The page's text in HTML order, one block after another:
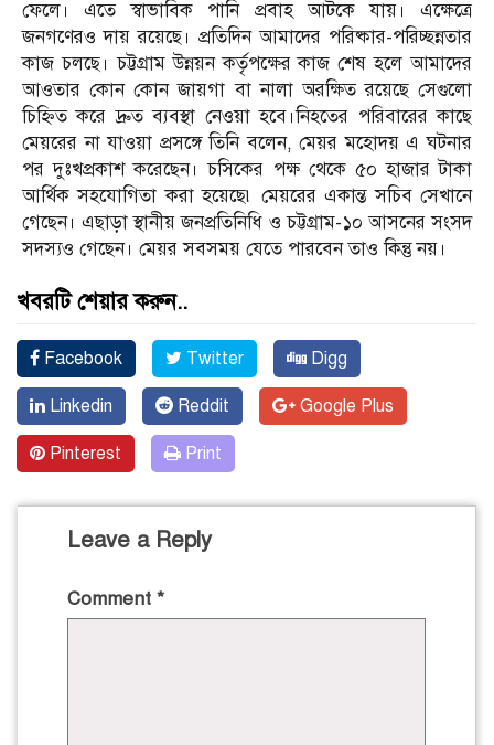
ফেলে। এতে স্বাভাবিক পানি প্রবাহ আটকে যায়। এক্ষেত্রে
জনগণেরও দায় রয়েছে। প্রতিদিন আমাদের পরিষ্কার-পরিচ্ছন্নতার
কাজ চলছে। চট্টগ্রাম উন্নয়ন কর্তৃপক্ষের কাজ শেষ হলে আমাদের
আওতার কোন কোন জায়গা বা নালা অরক্ষিত রয়েছে সেগুলো
চিহ্নিত করে দ্রুত ব্যবস্থা নেওয়া হবে।নিহতের পরিবারের কাছে
মেয়রের না যাওয়া প্রসঙ্গে তিনি বলেন, মেয়র মহোদয় এ ঘটনার
পর দুঃখপ্রকাশ করেছেন। চসিকের পক্ষ থেকে ৫০ হাজার টাকা
আর্থিক সহযোগিতা করা হয়েছে৷ মেয়রের একান্ত সচিব সেখানে
গেছেন। এছাড়া স্থানীয় জনপ্রতিনিধি ও চট্টগ্রাম-১০ আসনের সংসদ
সদস্যও গেছেন। মেয়র সবসময় যেতে পারবেন তাও কিন্তু নয়।
খবরটি শেয়ার করুন..
Facebook Twitter Digg
Linkedin Reddit Google Plus
Pinterest Print
Leave a Reply
Comment *